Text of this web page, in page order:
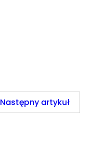
Następny artykuł